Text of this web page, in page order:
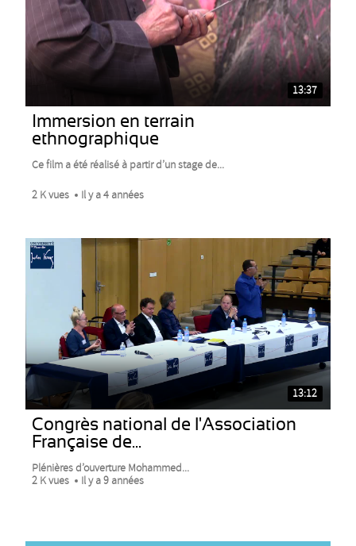
13:37
Immersion en terrain
ethnographique
Ce film a été réalisé à partir d’un stage de...
2 K vues Il y a 4 années
13:12
Congrès national de l'Association
Française de...
Plénières d’ouverture Mohammed...
2 K vues
Il y a 9 années